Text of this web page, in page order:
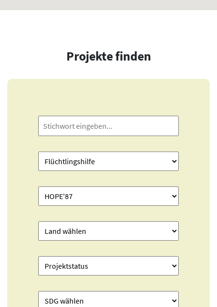
Projekte finden